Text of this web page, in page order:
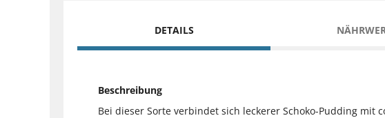
DETAILS
Beschreibung
Bei dieser Sorte verbindet sich leckerer Schoko-Pudding mit